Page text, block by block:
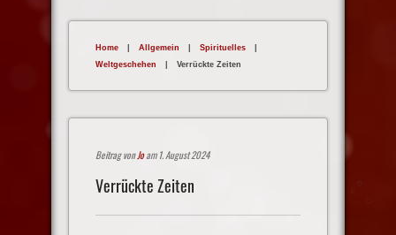
Home | Allgemein | Spirituelles
|
Weltgeschehen
| Verrückte Zeiten
Beitrag vonJoam 1. August 2024
Verrückte Zeiten